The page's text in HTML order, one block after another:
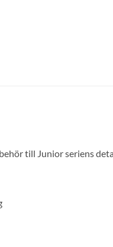
till Junior seriens